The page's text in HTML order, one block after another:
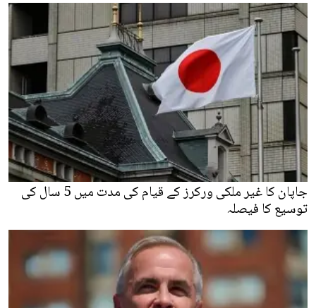
جاپان کا غیر ملکی ورکرز کے قیام کی مدت میں 5 سال کی
توسیع کا فیصلہ